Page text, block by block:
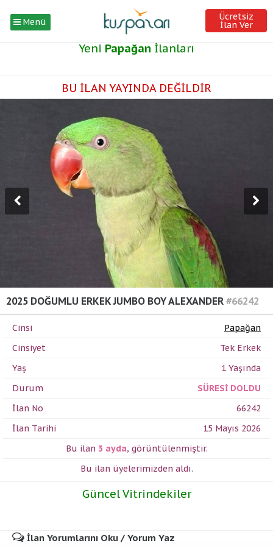
Menü Ücretsiz
İlan Ver
Yeni Papağan İlanları
BU İLAN YAYINDA DEĞİLDİR
2025 DOĞUMLU ERKEK JUMBO BOY ALEXANDER #66242
Cinsi
Papağan
Cinsiyet
Tek Erkek
Yaş
1 Yaşında
Durum
SÜRESİ DOLDU
İlan No
66242
İlan Tarihi
15 Mayıs 2026
Bu ilan 3 ayda, görüntülenmiştir.
Bu ilan üyelerimizden aldı.
Güncel Vitrindekiler
İlan Yorumlarını Oku / Yorum Yaz